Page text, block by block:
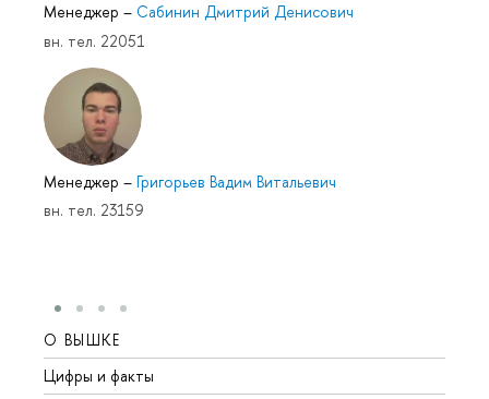
Менеджер – Сабинин Дмитрий Денисович
вн. тел. 22051
Менеджер – Григорьев Вадим Витальевич
вн. тел. 23159
О ВЫШКЕ
Цифры и факты